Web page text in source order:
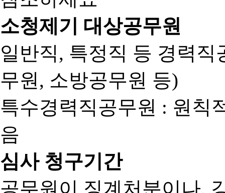
소청제기 대상공무원
일반직, 특정직 등 경력
무원, 소방공무원 등)
특수경력직공무원 : 원칙
음
심사 청구기간
공무원이 징계처분이나,